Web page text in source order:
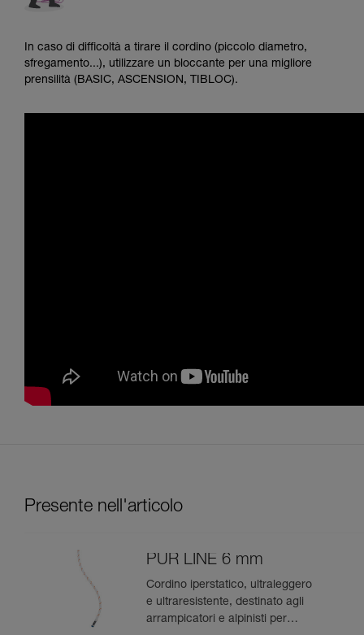
In caso di difficoltà a tirare il cordino (piccolo diametro,
sfregamento...), utilizzare un bloccante per una migliore
prensilità (BASIC, ASCENSION, TIBLOC).
Presente nell'articolo
PUR LINE 6 mm
Cordino iperstatico, ultraleggero
e ultraresistente, destinato agli
arrampicatori e alpinisti per